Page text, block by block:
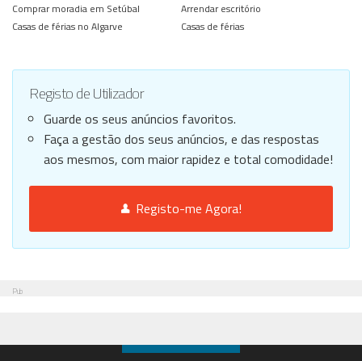
Comprar moradia em Setúbal
Casas de férias no Algarve
Arrendar escritório
Casas de férias
Registo de Utilizador
Guarde os seus anúncios favoritos.
Faça a gestão dos seus anúncios, e das respostas
aos mesmos, com maior rapidez e total comodidade!
Registo-me Agora!
Pub